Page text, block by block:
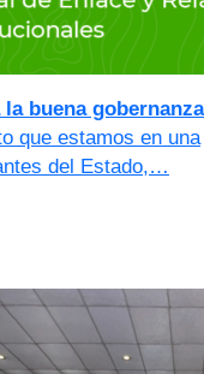
buena gobernanza
que estamos en una
del Estado,…